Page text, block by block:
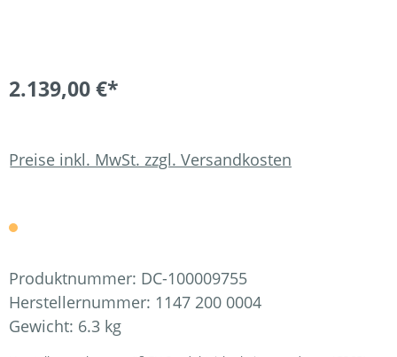
2.139,00 €*
Preise inkl. MwSt. zzgl. Versandkosten
Produktnummer: DC-100009755
Herstellernummer: 1147 200 0004
Gewicht: 6.3 kg